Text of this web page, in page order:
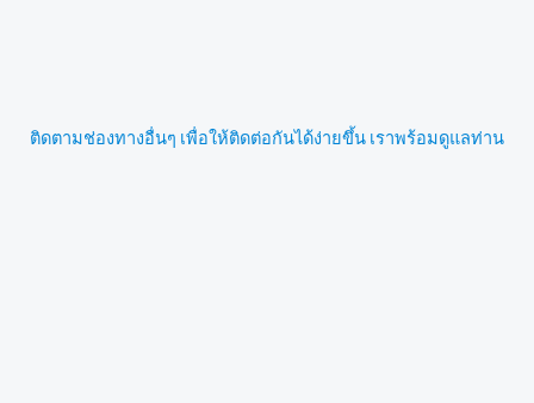
ติดตามช่องทางอื่นๆ เพื่อให้ติดต่อกันได้ง่ายขึ้น เราพร้อมดูแลท่าน